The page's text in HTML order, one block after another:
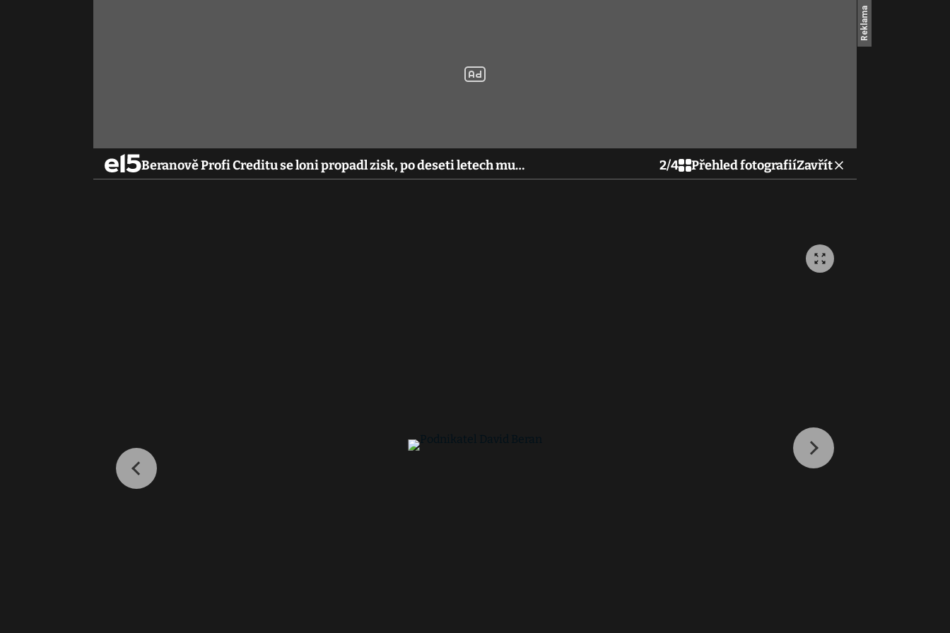
Beranově Profi Creditu se loni propadl zisk, po deseti letech mu… 2/4 Přehled fotografiíZavřít